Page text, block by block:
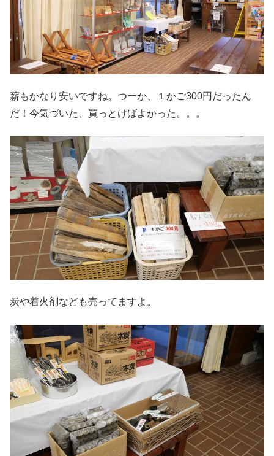
薪もかなり安いですね。つーか、１かご300円だったん
だ！今気づいた、買っとけばよかった。。。
炭や着火剤なども売ってますよ。